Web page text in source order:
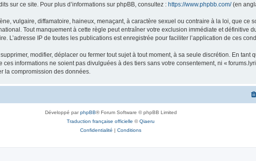
sur ce site. Pour plus d’informations sur phpBB, consultez : https://www.phpbb.com/(en
vulgaire, diffamatoire, haineux, menaçant, à caractère sexuel ou contraire à la loi, que ce
Tout manquement à cette règle peut entraîner votre exclusion immédiate et définitive
L’adresse IP de toutes les publications est enregistrée pour faciliter l’application de ces
modifier, déplacer ou fermer tout sujet à tout moment, à sa seule discrétion. En tant
informations ne soient pas divulguées à des tiers sans votre consentement, ni «
la compromission des données.
Développé parphpBB® Forum Software © phpBB Limited
Traduction française officielle ©Qiaeru
Confidentialité | Conditions